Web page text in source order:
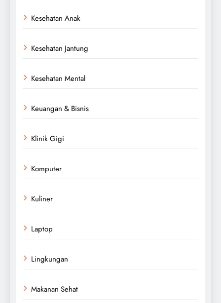
Kesehatan Anak
Kesehatan Jantung
Kesehatan Mental
Keuangan & Bisnis
Klinik Gigi
Komputer
Kuliner
Laptop
Lingkungan
Makanan Sehat